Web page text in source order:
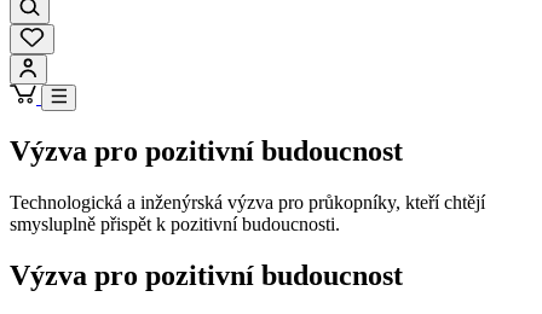
Výzva pro pozitivní budoucnost
Technologická a inženýrská výzva pro průkopníky, kteří chtějí
smysluplně přispět k pozitivní budoucnosti.
Výzva pro pozitivní budoucnost